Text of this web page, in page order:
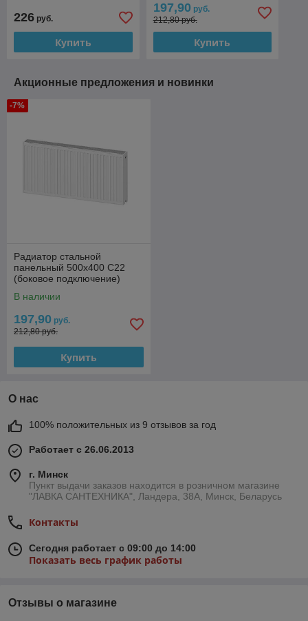
226 руб.
Купить
197,90 руб.
212,80 руб.
Купить
Акционные предложения и новинки
-7%
Радиатор стальной
панельный 500x400 C22
(боковое подключение)
В наличии
197,90 руб.
212,80 руб.
Купить
О нас
100% положительных из 9 отзывов за год
Работает с 26.06.2013
г. Минск
Пункт выдачи заказов находится в розничном магазине
"ЛАВКА САНТЕХНИКА", Ландера, 38А, Минск, Беларусь
Контакты
Сегодня работает с 09:00 до 14:00
Показать весь график работы
Отзывы о магазине